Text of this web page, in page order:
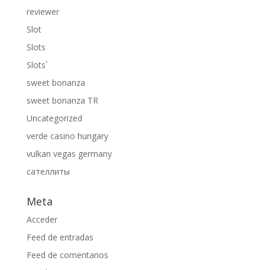
reviewer
Slot
Slots
Slots`
sweet bonanza
sweet bonanza TR
Uncategorized
verde casino hungary
vulkan vegas germany
сателлиты
Meta
Acceder
Feed de entradas
Feed de comentarios